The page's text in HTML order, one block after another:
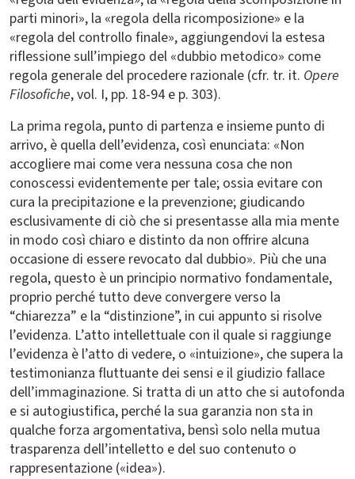
parti minori», la «regola della ricomposizione» e la
«regola del controllo finale», aggiungendovi la estesa
riflessione sull’impiego del «dubbio metodico» come
regola generale del procedere razionale (cfr. tr. it. Opere
Filosofiche, vol. I, pp. 18-94 e p. 303).
La prima regola, punto di partenza e insieme punto di
arrivo, è quella dell’evidenza, così enunciata: «Non
accogliere mai come vera nessuna cosa che non
conoscessi evidentemente per tale; ossia evitare con
cura la precipitazione e la prevenzione; giudicando
esclusivamente di ciò che si presentasse alla mia mente
in modo così chiaro e distinto da non offrire alcuna
occasione di essere revocato dal dubbio». Più che una
regola, questo è un principio normativo fondamentale,
proprio perché tutto deve convergere verso la
“chiarezza” e la “distinzione”, in cui appunto si risolve
l’evidenza. L’atto intellettuale con il quale si raggiunge
l’evidenza è l’atto di vedere, o «intuizione», che supera la
testimonianza fluttuante dei sensi e il giudizio fallace
dell’immaginazione. Si tratta di un atto che si autofonda
e si autogiustifica, perché la sua garanzia non sta in
qualche forza argomentativa, bensì solo nella mutua
trasparenza dell’intelletto e del suo contenuto o
rappresentazione («idea»).